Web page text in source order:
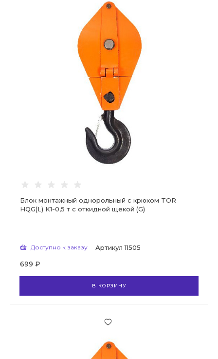
Блок монтажный однорольный с крюком TOR
HQG(L) K1-0,5 т с откидной щекой (G)
Доступно к заказу Артикул 11505
699 ₽
В КОРЗИНУ